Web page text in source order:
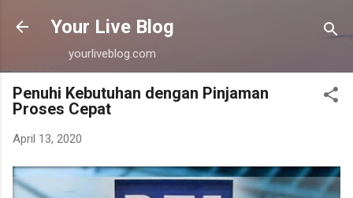
Langsung ke konten utama
Your Live Blog
yourliveblog.com
Penuhi Kebutuhan dengan Pinjaman
Proses Cepat
April 13, 2020